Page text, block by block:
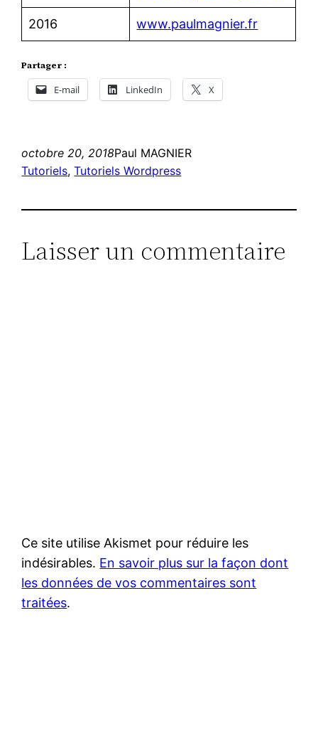
2016 www.paulmagnier.fr
Partager :
E-mail LinkedIn X
octobre 20, 2018Paul MAGNIER
Tutoriels, Tutoriels Wordpress
Laisser un commentaire
Ce site utilise Akismet pour réduire les
indésirables. En savoir plus sur la façon dont
les données de vos commentaires sont
traitées.